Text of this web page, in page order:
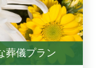
葬儀プラン